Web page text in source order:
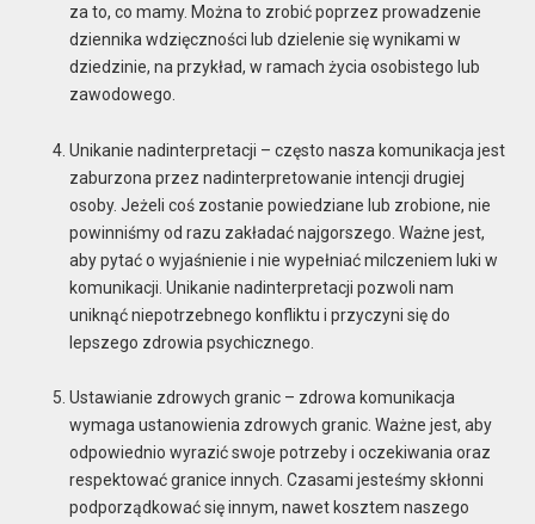
za to, co mamy. Można to zrobić poprzez prowadzenie
dziennika wdzięczności lub dzielenie się wynikami w
dziedzinie, na przykład, w ramach życia osobistego lub
zawodowego.
Unikanie nadinterpretacji – często nasza komunikacja jest
zaburzona przez nadinterpretowanie intencji drugiej
osoby. Jeżeli coś zostanie powiedziane lub zrobione, nie
powinniśmy od razu zakładać najgorszego. Ważne jest,
aby pytać o wyjaśnienie i nie wypełniać milczeniem luki w
komunikacji. Unikanie nadinterpretacji pozwoli nam
uniknąć niepotrzebnego konfliktu i przyczyni się do
lepszego zdrowia psychicznego.
Ustawianie zdrowych granic – zdrowa komunikacja
wymaga ustanowienia zdrowych granic. Ważne jest, aby
odpowiednio wyrazić swoje potrzeby i oczekiwania oraz
respektować granice innych. Czasami jesteśmy skłonni
podporządkować się innym, nawet kosztem naszego